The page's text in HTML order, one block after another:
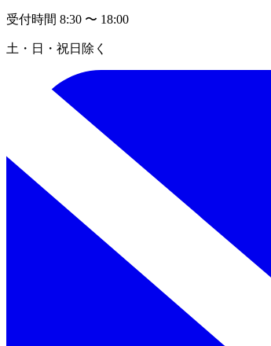
受付時間 8:30 〜 18:00
土・日・祝日除く